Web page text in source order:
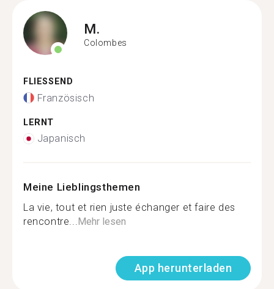
M.
Colombes
FLIESSEND
Französisch
LERNT
Japanisch
Meine Lieblingsthemen
La vie, tout et rien juste échanger et faire des
rencontre...Mehr lesen
App herunterladen